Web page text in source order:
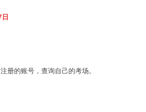
册的账号，查询自己的考场。